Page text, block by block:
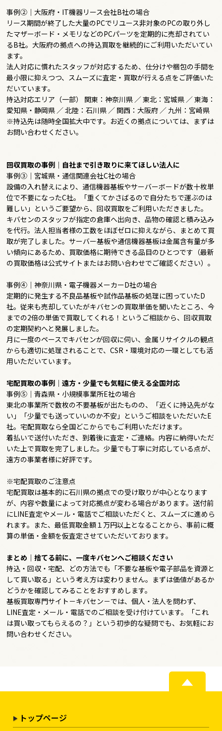
事例②｜大阪府・IT機器リース会社B社の場合
リース期間が終了した大量のPCでリユース非対象のPCの取り外し
たマザーボード・メモリなどのPCパーツを定期的に売却されてい
るB社。大阪府の拠点への持込買取を継続的にご利用いただいてい
ます。
法人対応に慣れたスタッフが対応するため、仕分けや梱包の手間を
最小限に抑えつつ、スムーズに査定・買取が行える点をご評価いた
だいています。
持込対応エリア（一部）
関東：神奈川県 ／ 東北：宮城県 ／ 東海：
愛知県・静岡県 ／ 北陸：石川県 ／ 関西：大阪府 ／ 九州：宮崎県
※持込先は随時全国拡大中です。お近くの拠点については、まずは
お問い合わせください。
回収買取の事例｜自社まで引き取りに来てほしい法人に
事例③｜宮城県・通信関連会社C社の場合
設備の入れ替えにより、通信機器基板やサーバーボードが数十枚単
位で不要になったC社。「重くてかさばるので自分たちで運ぶのは
難しい」というご要望から、回収買取をご利用いただきました。
キバセンのスタッフが指定の倉庫へ出向き、品物の確認と積み込み
を代行。法人担当者様の工数をほぼゼロに抑えながら、まとめて買
取が完了しました。サーバー基板や通信機器基板は金属含有量が多
い傾向にあるため、買取価格に期待できる品目のひとつです（最新
の買取価格は公式サイトまたはお問い合わせでご確認ください）。
事例④｜神奈川県・電子機器メーカーD社の場合
定期的に発生する不良品基板や試作品基板の処理に困っていたD
社。従来も売却していたがキバセンの買取単価を聞いたところ、今
までの2倍の単価で買取してくれる！というご相談から、回収買取
の定期契約へと発展しました。
月に一度のペースでキバセンが回収に伺い、金属リサイクルの観点
からも適切に処理されることで、CSR・環境対応の一環としても活
用いただいています。
宅配買取の事例｜遠方・少量でも気軽に使える全国対応
事例⑤｜青森県・小規模事業所E社の場合
東北の事業所で数枚の不要基板が出たものの、「近くに持込先がな
い」「少量でも送っていいのか不安」というご相談をいただいたE
社。宅配買取なら全国どこからでもご利用いただけます。
着払いで送付いただき、到着後に査定・ご連絡。内容に納得いただ
いた上で買取を完了しました。少量でも丁寧に対応している点が、
遠方の事業者様に好評です。
※宅配買取のご注意点
宅配買取は基本的に石川県の拠点での受け取りが中心となります
が、内容や数量によって対応拠点が変わる場合があります。送付前
にLINE査定やメール・電話でご相談いただくと、スムーズに進めら
れます。また、最低買取金額１万円以上となることから、事前に概
算の単価・金額を仮査定させていただいております。
まとめ｜捨てる前に、一度キバセンへご相談ください
持込・回収・宅配、どの方法でも「不要な基板や電子部品を資源と
して買い取る」という考え方は変わりません。まずは価値があるか
どうかを確認してみることをおすすめします。
基板買取専門サイト－キバセン－では、個人・法人を問わず、
LINE査定・メール・電話でのご相談を受け付けています。「これ
は買い取ってもらえるの？」という初歩的な疑問でも、お気軽にお
問い合わせください。
トップページ